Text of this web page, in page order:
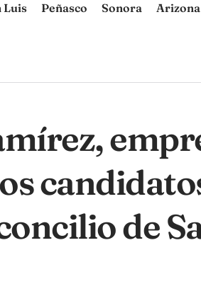
Luis Peñasco Sonora Arizona
de